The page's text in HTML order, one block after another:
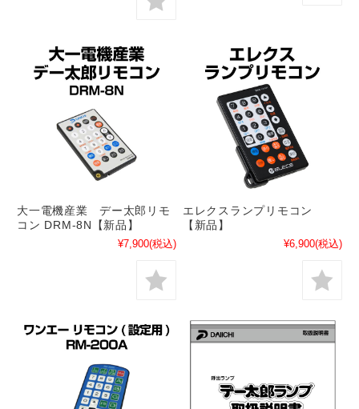
大一電機産業 デー太郎リモ
コン DRM-8N【新品】
¥7,900(税込)
エレクスランプリモコン
【新品】
¥6,900(税込)